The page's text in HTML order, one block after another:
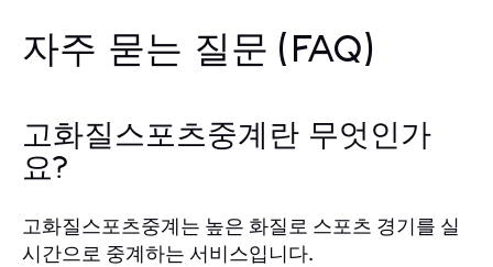
자주 묻는 질문 (FAQ)
고화질스포츠중계란 무엇인가
요?
고화질스포츠중계는 높은 화질로 스포츠 경기를 실
시간으로 중계하는 서비스입니다.